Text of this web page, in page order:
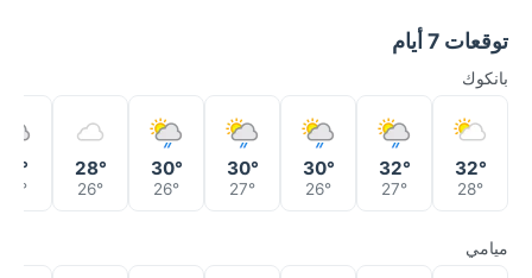
توقعات 7 أيام
بانكوك
32°
28°
32°
27°
30°
26°
30°
27°
30°
26°
28°
26°
31°
26°
ميامي